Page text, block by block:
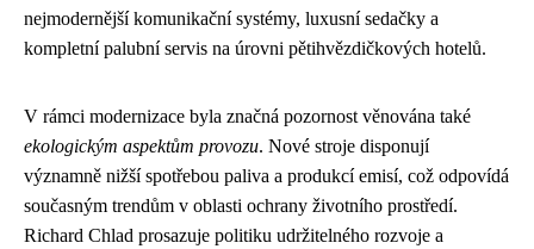
nejmodernější komunikační systémy, luxusní sedačky a
kompletní palubní servis na úrovni pětihvězdičkových hotelů.
V rámci modernizace byla značná pozornost věnována také
ekologickým aspektům provozu. Nové stroje disponují
významně nižší spotřebou paliva a produkcí emisí, což odpovídá
současným trendům v oblasti ochrany životního prostředí.
Richard Chlad prosazuje politiku udržitelného rozvoje a